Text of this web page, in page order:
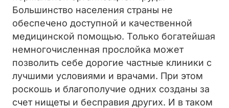
Большинство населения страны не
обеспечено доступной и качественной
медицинской помощью. Только богатейшая
немногочисленная прослойка может
позволить себе дорогие частные клиники с
лучшими условиями и врачами. При этом
роскошь и благополучие одних созданы за
счет нищеты и бесправия других. И в таком